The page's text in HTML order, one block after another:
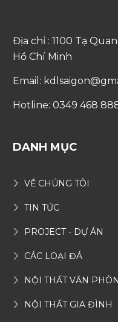
Địa chỉ : 1100 Tạ
Hồ Chí Minh
Email:
Hotline: 0349 468
DANH MỤC
VỀ CHÚNG TÔI
TIN TỨC
PROJECT - DỰ ÁN
CÁC LOẠI ĐÁ
NỘI THẤT VĂN
NỘI THẤT GIA ĐÌNH